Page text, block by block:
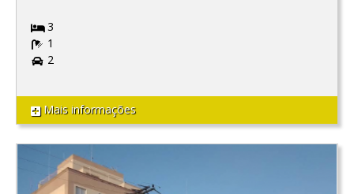
3
1
2
Mais informações